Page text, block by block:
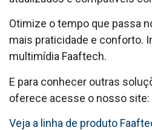
Otimize o tempo que passa
mais praticidade e conforto.
multimídia Faaftech.
E para conhecer outras
oferece acesse o nosso site:
Veja a linha de produto